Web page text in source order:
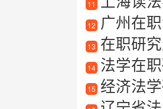
11
12 广州在
13 在职研究
14 法学在
15 经济法